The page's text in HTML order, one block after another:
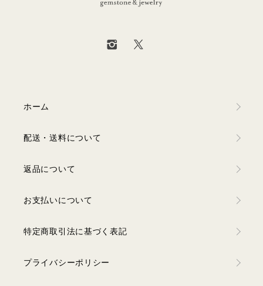
ホーム
配送・送料について
返品について
お支払いについて
特定商取引法に基づく表記
プライバシーポリシー